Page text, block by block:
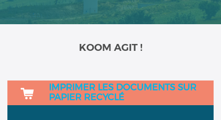
KOOM AGIT !
IMPRIMER LES DOCUMENTS SUR
PAPIER RECYCLÉ